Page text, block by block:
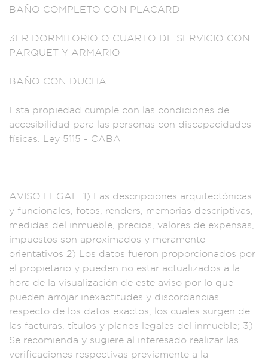
BAÑO COMPLETO CON PLACARD
3ER DORMITORIO O CUARTO DE SERVICIO CON
PARQUET Y ARMARIO
BAÑO CON DUCHA
Esta propiedad cumple con las condiciones de
accesibi lidad para las personas con discapacidades
físicas. Ley 5115 - CABA
AVISO LEGAL: 1) Las descripciones arquitectónicas
y funcionales, fotos, renders, memorias descriptivas,
medidas del inmueble, precios, val ores de expensas,
impuestos son aproximados y meramente
orientativos 2) L os datos fueron proporcionados por
el propietario y pueden no estar actualizados a la
hora de la visualización de este aviso por lo que
pueden arrojar inexactitudes y discordancias
respecto de los datos exactos, los cuales surgen de
las facturas, títulos y planos legales del inmueble; 3)
Se recomienda y sugiere al interesado realizar las
verificaciones respectivas previamente a la